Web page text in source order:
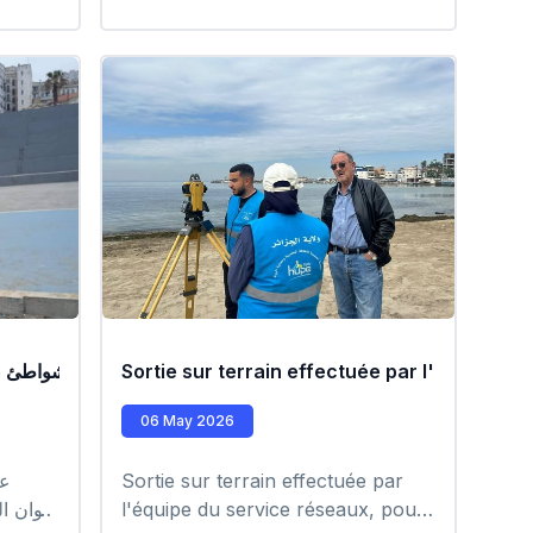
عملية تنظيف الشواطئSortie sur terrain effectuée par l'équipe
06 May 2026
Sortie sur terrain effectuée par
l'équipe du service réseaux, pour